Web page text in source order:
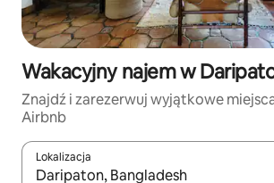
Wakacyjny najem w
Znajdź i zarezerwuj wyjątkowe
Airbnb
Lokalizacja
Gdy wyniki będą dostępne, możesz